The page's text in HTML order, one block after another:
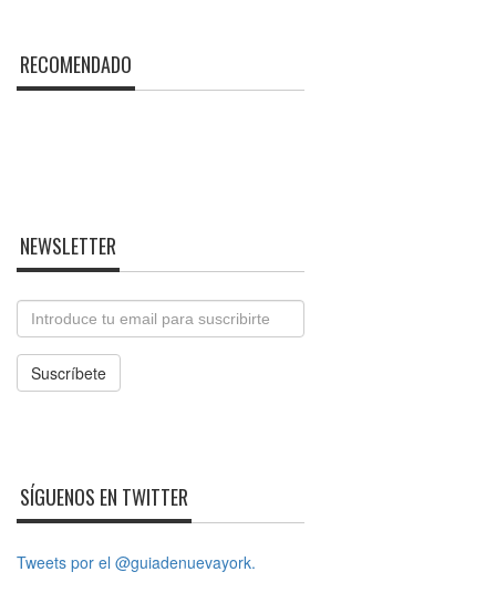
RECOMENDADO
NEWSLETTER
Email
Suscríbete
SÍGUENOS EN TWITTER
Tweets por el @guiadenuevayork.